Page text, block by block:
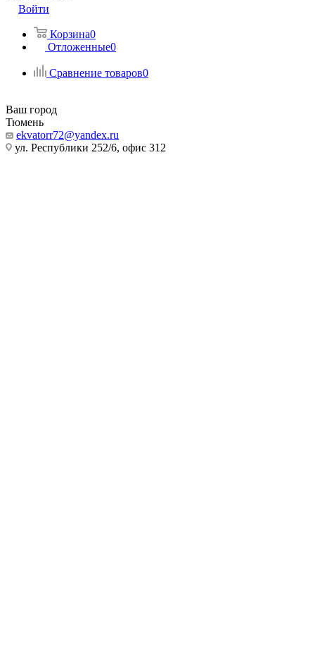
Войти
Корзина0
Отложенные0
Сравнение товаров0
Ваш город
Тюмень
ekvatorr72@yandex.ru
ул. Республики 252/6, офис 312